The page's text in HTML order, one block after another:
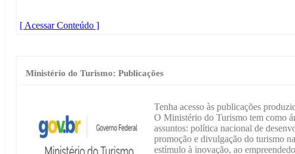
[ Acessar Conteúdo ]
Ministério do Turismo: Publicações
Tenha acesso às publicações
O Ministério do Turismo tem como
assuntos: política nacional de
promoção e divulgação do turismo
estímulo à inovação, ao